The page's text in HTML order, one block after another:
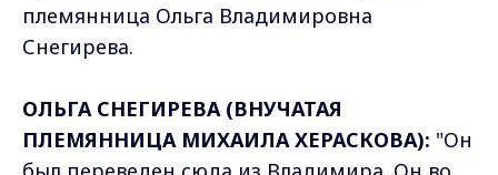
племянница Ольга Владимировна
Снегирева.
ОЛЬГА СНЕГИРЕВА (ВНУЧАТАЯ
ПЛЕМЯННИЦА МИХАИЛА ХЕРАСКОВА): "Он